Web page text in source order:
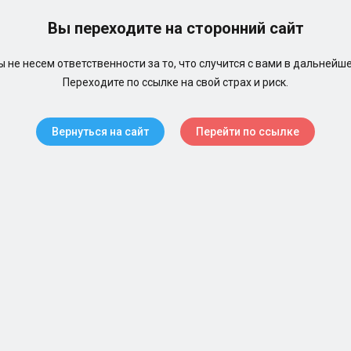
Вы переходите на сторонний сайт
не несем ответственности за то, что случится с вами в
Переходите по ссылке на свой страх и риск.
Вернуться на сайт Перейти по ссылке